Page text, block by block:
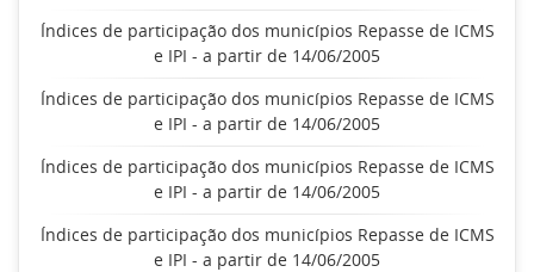
Índices de participação dos municípios Repasse de ICMS
e IPI - a partir de 14/06/2005
Índices de participação dos municípios Repasse de ICMS
e IPI - a partir de 14/06/2005
Índices de participação dos municípios Repasse de ICMS
e IPI - a partir de 14/06/2005
Índices de participação dos municípios Repasse de ICMS
e IPI - a partir de 14/06/2005